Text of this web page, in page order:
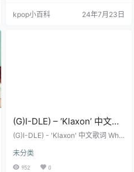
aespa。 关于即将开始的世界巡
kpop小百科 24年7月23日
(G)I-DLE) – ‘Klaxon’ 中文歌
词、无损下载
(G)I-DLE) - 'Klaxon' 中文歌词 Wha
s summer, mm 时间是夏天，嗯 On
e, two 一、二 좀 미친 소리 같지만 난
未分类
952 0